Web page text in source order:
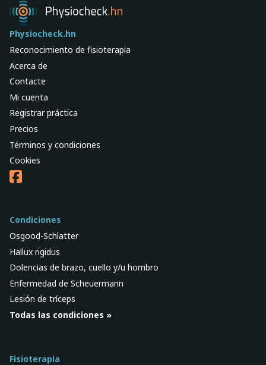
Physiocheck.hn
Reconocimiento de fisioterapia
Acerca de
Contacte
Mi cuenta
Registrar práctica
Precios
Términos y condiciones
Cookies
Condiciones
Osgood-Schlatter
Hallux rigidus
Dolencias de brazo, cuello y/u hombro
Enfermedad de Scheuermann
Lesión de tríceps
Todas las condiciones »
Fisioterapia